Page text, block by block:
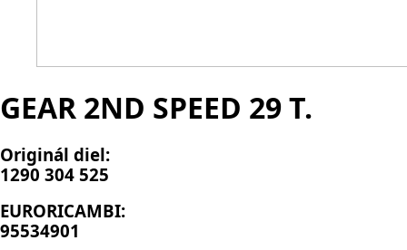
GEAR 2ND SPEED 29 T.
Originál diel:
1290 304 525
EURORICAMBI:
95534901